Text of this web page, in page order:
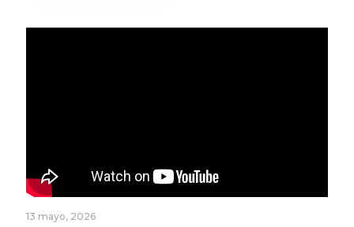
13 mayo, 2026